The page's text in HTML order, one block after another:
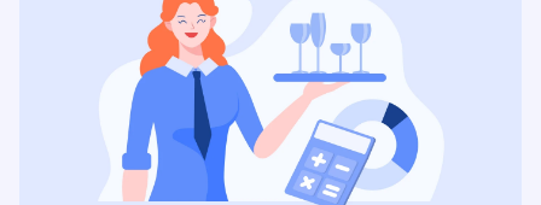
Kế toán nhà hàng là gì?